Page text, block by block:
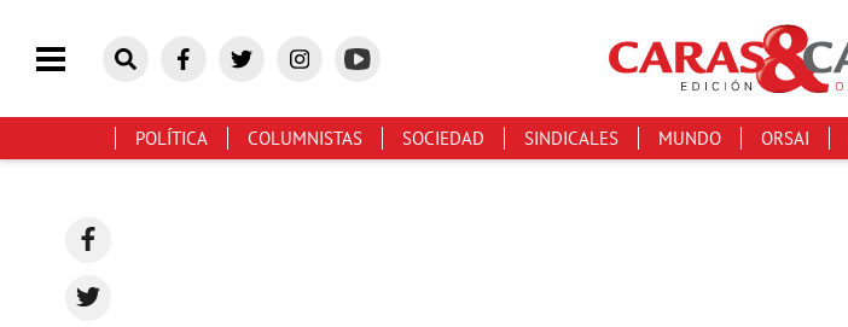
POLÍTICA COLUMNISTAS SOCIEDAD SINDICALES MUNDO ORSAI